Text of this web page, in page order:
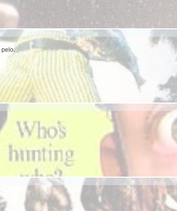
pelo.